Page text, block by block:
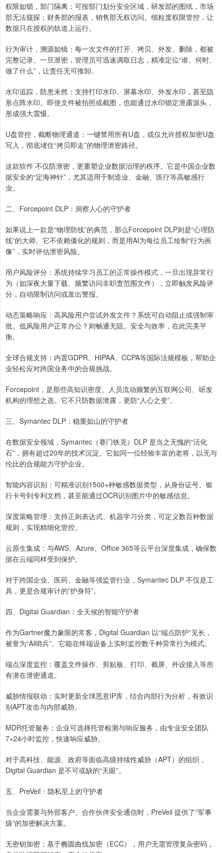
权限如锁，部门隔离：可按部门划分安全区域，研发部的图纸，市场
部无法窥探；财务部的报表，销售部无权访问。细粒度权限管控，让
数据只在授权的轨道上运行。
行为审计，溯源如镜：每一次文件的打开、拷贝、外发、删除，都被
完整记录。一旦泄密，管理员可迅速调取日志，精准定位“谁、何时、
做了什么”，让责任无可推卸。
水印追踪，防患未然：支持打印水印、屏幕水印、外发水印，甚至隐
形点阵水印。即使文件被拍照或截图，也能通过水印锁定泄露源头，
形成强大震慑。
U盘管控，截断物理通道：一键禁用所有U盘，或仅允许授权加密U盘
写入，彻底堵住“拷贝即走”的物理泄密路径。
这款软件 不仅防泄密，更重塑企业数据治理的秩序。它是中国企业数
据安全的“定海神针”，尤其适用于制造业、金融、医疗等高敏感行
业。
二、Forcepoint DLP：洞察人心的守护者
如果说上一款是“物理防线”的典范，那么Forcepoint DLP则是“心理防
线”的大师。它不依赖僵化的规则，而是用AI为每位员工绘制“行为画
像”，实时评估泄密风险。
用户风险评分：系统持续学习员工的正常操作模式，一旦出现异常行
为（如深夜大量下载、频繁访问非职责范围文件），立即触发风险评
分，自动限制访问或发出警报。
动态策略响应：高风险用户尝试外发文件？系统可自动阻止或强制审
批。低风险用户正常办公？则畅通无阻。安全与效率，在此完美平
衡。
全球合规支持：内置GDPR、HIPAA、CCPA等国际法规模板，帮助企
业轻松应对跨国业务中的合规挑战。
Forcepoint，是那些高知识密度、人员流动频繁的互联网公司、研发
机构的理想之选。它不只防数据泄露，更防“人心之变”。
三、Symantec DLP：稳重如山的守护者
在数据安全领域，Symantec（赛门铁克）DLP 是当之无愧的“活化
石”，拥有超过20年的技术沉淀。它如同一位经验丰富的老将，以无与
伦比的合规能力守护企业。
智能内容识别：可精准识别1500+种敏感数据类型，从身份证号、银
行卡号到专利文档，甚至能通过OCR识别图片中的敏感信息。
深度策略管理：支持正则表达式、机器学习分类，可定义数百种数据
规则，实现精细化管控。
云原生集成：与AWS、Azure、Office 365等云平台深度集成，确保数
据在云端同样受到保护。
对于跨国企业、医药、金融等强监管行业，Symantec DLP 不仅是工
具，更是合规审计的“护身符”。
四、Digital Guardian：全天候的智能守护者
作为Gartner魔力象限的常客，Digital Guardian 以“端点防护”见长，
被誉为“AI哨兵”。它能在终端设备上实时监控数千种异常行为模式。
端点深度监控：覆盖文件操作、剪贴板、打印、截屏、外设接入等所
有潜在泄密通道。
威胁情报联动：实时更新全球恶意IP库，结合内部行为分析，有效识
别APT攻击与内部威胁。
MDR托管服务：企业可选择托管检测与响应服务，由专业安全团队
7×24小时监控，快速响应威胁。
对于高科技、能源、政府等面临高级持续性威胁（APT）的组织，
Digital Guardian 是不可或缺的“天眼”。
五、PreVeil：隐私至上的守护者
当企业需要与外部客户、合作伙伴安全通信时，PreVeil 提供了“军事
级”的加密解决方案。
无密钥加密：基于椭圆曲线加密（ECC），用户无需管理复杂密码，